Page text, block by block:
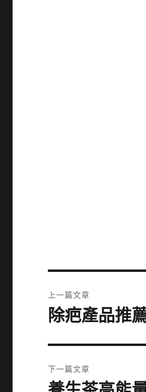
章
上一篇文章
上
篇
文
章:
除疤產品推
下一篇文章
下